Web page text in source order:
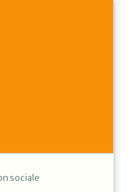
sociale